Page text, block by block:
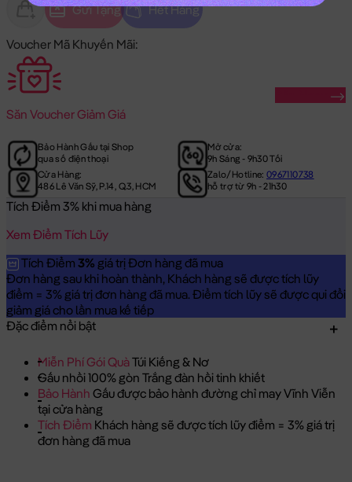
Gửi Tặng Hết Hàng
Voucher Mã Khuyến Mãi:
Săn Voucher Giảm Giá
Bảo Hành Gấu tại Shop
qua số điện thoại
Mở cửa:
9h Sáng - 9h30 Tối
Cửa Hàng:
486 Lê Văn Sỹ, P.14, Q.3, HCM
Zalo/Hotline:0967110738
hỗ trợ từ 9h - 21h30
Tích Điểm 3% khi mua hàng
Xem Điểm Tích Lũy
Tích Điểm 3% giá trị Đơn hàng đã mua
Đơn hàng sau khi hoàn thành, Khách hàng sẽ được tích lũy
điểm = 3% giá trị đơn hàng đã mua. Điểm tích lũy sẽ được qui đổi
giảm giá cho lần mua kế tiếp
Đặc điểm nổi bật
Miễn Phí Gói QuàTúi Kiếng & Nơ
Gấu nhồi 100% gòn Trắng đàn hồi tinh khiết
Bảo Hành Gấu được bảo hành đường chỉ may Vĩnh Viễn
tại cửa hàng
Tích Điểm Khách hàng sẽ được tích lũy điểm = 3% giá trị
đơn hàng đã mua